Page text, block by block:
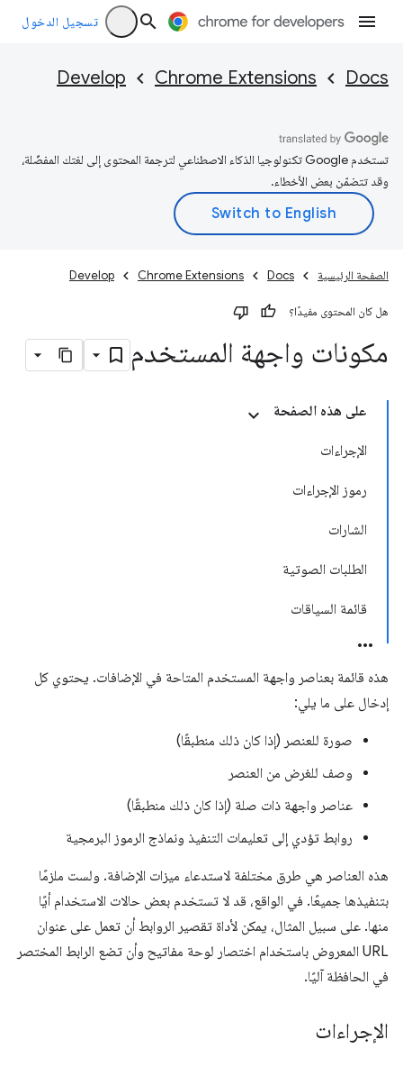
تسجيل الدخول
Docs
Chrome Extensions
Develop
تستخدم Google تكنولوجيا الذكاء الاصطناعي لترجمة المحتوى إلى لغتك المفضّلة،
وقد تتضمّن بعض الأخطاء.
الصفحة الرئيسية Docs
Chrome Extensions
Develop
هل كان المحتوى مفيدًا؟
مكونات واجهة المستخدم
على هذه الصفحة
الإجراءات
رموز الإجراءات
الشارات
الطلبات الصوتية
قائمة السياقات
هذه قائمة بعناصر واجهة المستخدم المتاحة في الإضافات. يحتوي كل
إدخال على ما يلي:
صورة للعنصر (إذا كان ذلك منطبقًا)
وصف للغرض من العنصر
عناصر واجهة ذات صلة (إذا كان ذلك منطبقًا)
روابط تؤدي إلى تعليمات التنفيذ ونماذج الرموز البرمجية
هذه العناصر هي طرق مختلفة لاستدعاء ميزات الإضافة. ولست ملزمًا
بتنفيذها جميعًا. في الواقع، قد لا تستخدم بعض حالات الاستخدام أيًا
منها. على سبيل المثال، يمكن لأداة تقصير الروابط أن تعمل على عنوان
URL المعروض باستخدام اختصار لوحة مفاتيح وأن تضع الرابط المختصر
في الحافظة آليًا.
الإجراءات